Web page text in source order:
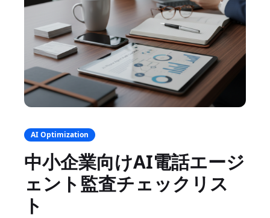
AI Optimization
中小企業向けAI電話エージ
ェント監査チェックリス
ト